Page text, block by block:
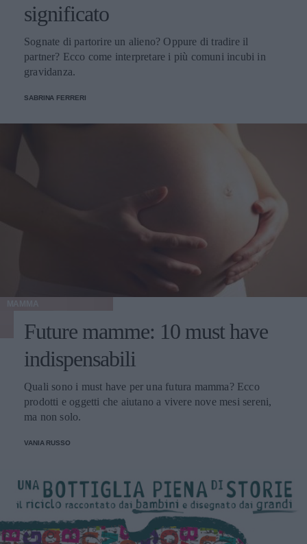
significato
Sognate di partorire un alieno? Oppure di tradire il
partner? Ecco come interpretare i più comuni incubi in
gravidanza.
SABRINA FERRERI
Future mamme: 10 must have
indispensabili
Quali sono i must have per una futura mamma? Ecco
prodotti e oggetti che aiutano a vivere nove mesi sereni,
ma non solo.
VANIA RUSSO